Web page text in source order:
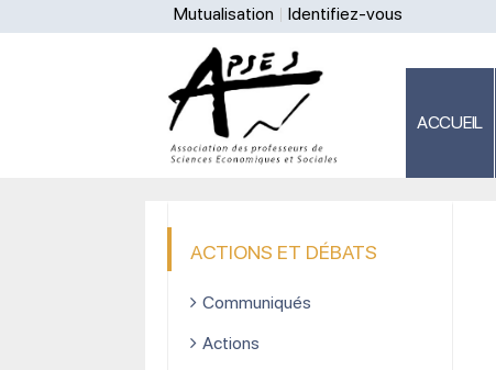
Mutualisation Identifiez-vous
ACCUEIL
ACTIONS ET DÉBATS
Communiqués
Actions